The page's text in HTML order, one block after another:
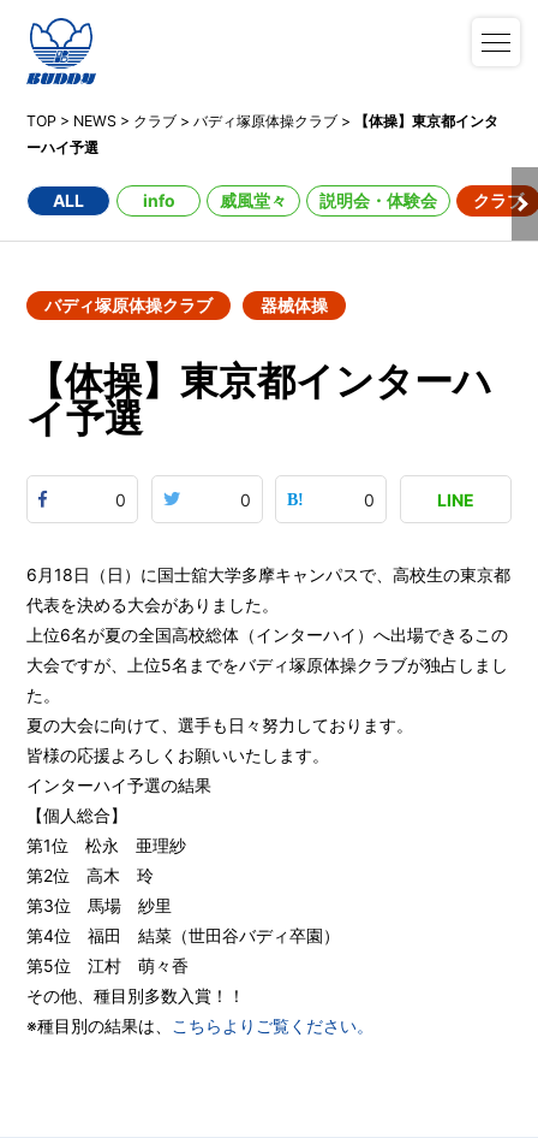
TOP > NEWS > クラブ >バディ塚原体操クラブ >
【体操】東京都インタ
ーハイ予選
ALL info 威風堂々 説明会・体験会 クラブ
バディ塚原体操クラブ 器械体操
【体操】東京都インターハ
イ予選
0 0 0 LINE
6月18日（日）に国士舘大学多摩キャンパスで、高校生の東京都
代表を決める大会がありました。
上位6名が夏の全国高校総体（インターハイ）へ出場できるこの
大会ですが、上位5名までをバディ塚原体操クラブが独占しまし
た。
夏の大会に向けて、選手も日々努力しております。
皆様の応援よろしくお願いいたします。
インターハイ予選の結果
【個人総合】
第1位 松永 亜理紗
第2位 高木 玲
第3位 馬場 紗里
第4位 福田 結菜（世田谷バディ卒園）
第5位 江村 萌々香
その他、種目別多数入賞！！
※種目別の結果は、 こちらよりご覧ください。